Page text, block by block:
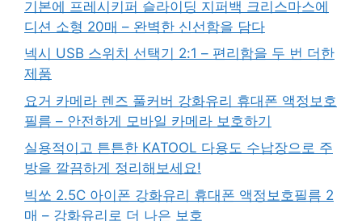
기본에 프레시키퍼 슬라이딩 지퍼백 크리스마스에
디션 소형 20매 – 완벽한 신선함을 담다
넥시 USB 스위치 선택기 2:1 – 편리함을 두 번 더한
제품
요거 카메라 렌즈 풀커버 강화유리 휴대폰 액정보호
필름 – 안전하게 모바일 카메라 보호하기
실용적이고 튼튼한 KATOOL 다용도 수납장으로 주
방을 깔끔하게 정리해보세요!
빅쏘 2.5C 아이폰 강화유리 휴대폰 액정보호필름 2
매 – 강화유리로 더 나은 보호